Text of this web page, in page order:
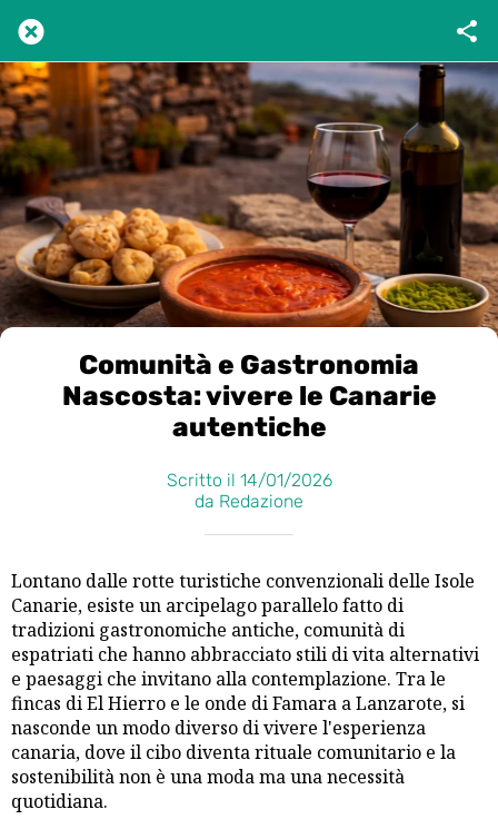
Comunità e Gastronomia
Nascosta: vivere le Canarie
autentiche
Scritto il 14/01/2026
da Redazione
Lontano dalle rotte turistiche convenzionali delle Isole
Canarie, esiste un arcipelago parallelo fatto di
tradizioni gastronomiche antiche, comunità di
espatriati che hanno abbracciato stili di vita alternativi
e paesaggi che invitano alla contemplazione. Tra le
fincas di El Hierro e le onde di Famara a Lanzarote, si
nasconde un modo diverso di vivere l'esperienza
canaria, dove il cibo diventa rituale comunitario e la
sostenibilità non è una moda ma una necessità
quotidiana.